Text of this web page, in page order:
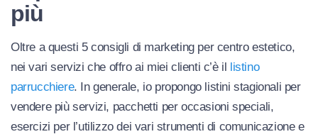
più
Oltre a questi 5 consigli di marketing per centro estetico,
nei vari servizi che offro ai miei clienti c’è il
listino
parrucchiere. In generale, io propongo listini stagionali per
vendere più servizi, pacchetti per occasioni speciali,
esercizi per l’utilizzo dei vari strumenti di comunicazione e